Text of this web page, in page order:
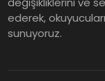
ederek,
sunuyoruz.